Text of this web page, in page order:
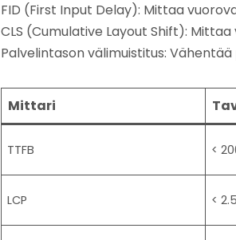
FID (First Input Delay): Mittaa
CLS (Cumulative Layout Shift):
Palvelintason välimuistitus:
Mittari
TTFB <
LCP <